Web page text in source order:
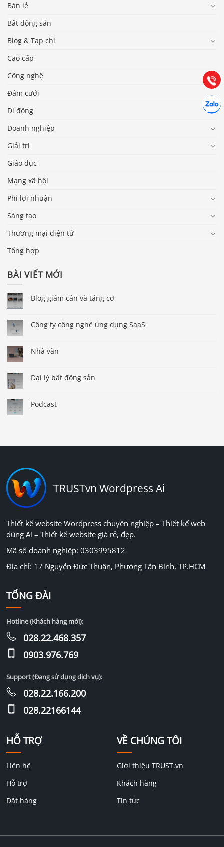
Bán lẻ
Bất động sản
Blog & Tạp chí
Cao cấp
Công nghệ
Đám cưới
Di động
Doanh nghiệp
Giải trí
Giáo dục
Mạng xã hội
Phi lợi nhuận
Sáng tạo
Thương mại điện tử
Tổng hợp
BÀI VIẾT MỚI
Blog giảm cân và tăng cơ
Công ty công nghệ ứng dụng SaaS
Nhà văn
Đại lý bất động sản
Podcast
TRUSTvn Wordpress Ai
Thiết kế website Wordpress chuyên nghiệp – Thiết kế web
dùng Ai – Thiết kế website giá rẻ, đẹp.
Mã số doanh nghiệp: 0303995812
Địa chỉ: 17 Nguyễn Đức Thuận, Phường Tân Bình, TP.HCM
HỖ TRỢ
Liên hệ
Hỗ trợ
Đặt hàng
VỀ CHÚNG TÔI
Giới thiệu TRUST.vn
Khách hàng
Tin tức
TỔNG ĐÀI
Hotline (Khách hàng mới):
028.22.468.357
0903.976.769
Support (Đang sử dụng dịch vụ):
028.22.166.200
028.22166144
Gọi
(028) 22.166.144
Chát